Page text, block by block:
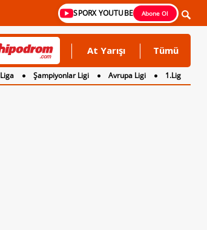
SPORX YOUTUBE Abone Ol
At Yarışı Tümü
Şampiyonlar Ligi Avrupa Ligi
1.Lig